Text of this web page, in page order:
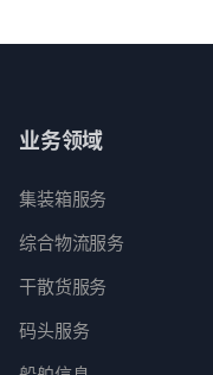
业务领域
集装箱服务
综合物流服务
干散货服务
码头服务